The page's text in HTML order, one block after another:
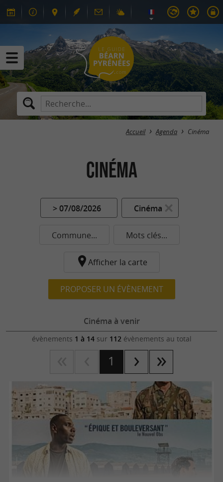
Accueil Agenda Cinéma
Cinéma
> 07/08/2026 Cinéma
Commune... Mots clés...
Afficher la carte
PROPOSER UN ÉVÈNEMENT
Cinéma à venir
évènements 1 à 14sur 112évènements au total
1